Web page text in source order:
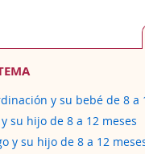
y su bebé de 8 a
su hijo de 8 a 12 meses
y su hijo de 8 a 12